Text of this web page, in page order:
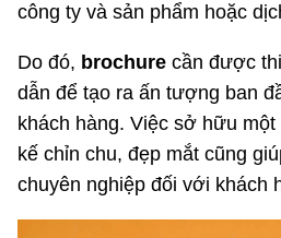
công ty và sản phẩm hoặc
Do đó, brochure cần được
dẫn để tạo ra ấn tượng ban
khách hàng. Việc sở hữu
kế chỉn chu, đẹp mắt cũng
chuyên nghiệp đối với khách